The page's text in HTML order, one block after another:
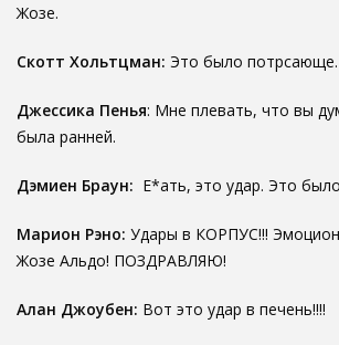
Жозе.
Скотт Хольтцман: Это было
Джессика Пенья: Мне плевать, что вы
была ранней.
Дэмиен Браун: Е*ать, это удар. Это
Марион Рэно: Удары в КОРПУС!!!
Жозе Альдо! ПОЗДРАВЛЯЮ!
Алан Джоубен: Вот это удар в печень!!!!